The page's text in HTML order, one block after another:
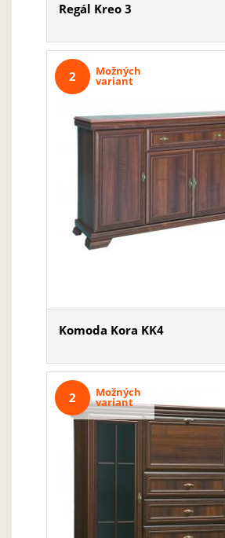
Regál Kreo 3
Možných
variant
2
Komoda Kora KK4
Možných
variant
2